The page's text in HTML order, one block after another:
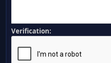
Verification: